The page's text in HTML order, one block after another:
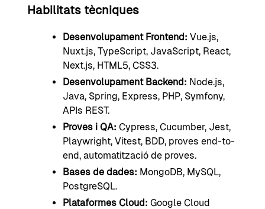
Habilitats tècniques
Desenvolupament Frontend: Vue.js,
Nuxt.js, TypeScript, JavaScript, React,
Next.js, HTML5, CSS3.
Desenvolupament Backend: Node.js,
Java, Spring, Express, PHP, Symfony,
APIs REST.
Proves i QA: Cypress, Cucumber, Jest,
Playwright, Vitest, BDD, proves end-to-
end, automatització de proves.
Bases de dades: MongoDB, MySQL,
PostgreSQL.
Plataformes Cloud: Google Cloud